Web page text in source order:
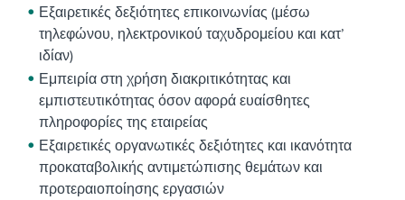
Εξαιρετικές δεξιότητες επικοινωνίας (μέσω
τηλεφώνου, ηλεκτρονικού ταχυδρομείου και κατ’
ιδίαν)
Εμπειρία στη χρήση διακριτικότητας και
εμπιστευτικότητας όσον αφορά ευαίσθητες
πληροφορίες της εταιρείας
Εξαιρετικές οργανωτικές δεξιότητες και ικανότητα
προκαταβολικής αντιμετώπισης θεμάτων και
προτεραιοποίησης εργασιών